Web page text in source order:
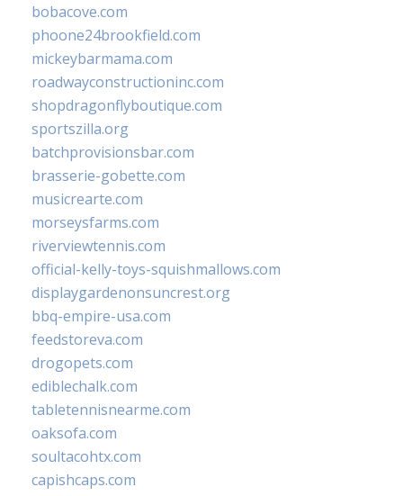
bobacove.com
phoone24brookfield.com
mickeybarmama.com
roadwayconstructioninc.com
shopdragonflyboutique.com
sportszilla.org
batchprovisionsbar.com
brasserie-gobette.com
musicrearte.com
morseysfarms.com
riverviewtennis.com
official-kelly-toys-squishmallows.com
displaygardenonsuncrest.org
bbq-empire-usa.com
feedstoreva.com
drogopets.com
ediblechalk.com
tabletennisnearme.com
oaksofa.com
soultacohtx.com
capishcaps.com